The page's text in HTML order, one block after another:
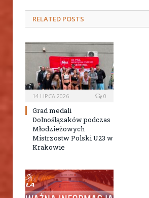
RELATED POSTS
14 LIPCA 2026 0
Grad medali
Dolnoślązaków podczas
Młodzieżowych
Mistrzostw Polski U23 w
Krakowie